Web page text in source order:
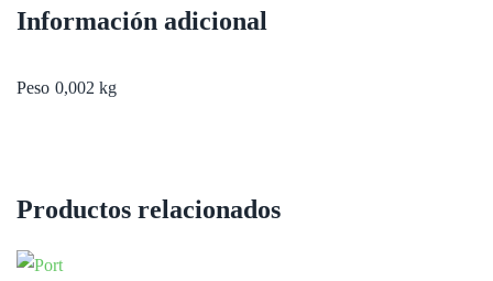
Información adicional
Peso 0,002 kg
Productos relacionados